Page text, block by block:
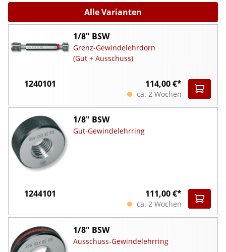
Alle Varianten
1/8" BSW
Grenz-Gewindelehrdorn
(Gut + Ausschuss)
1240101 114,00 €*
ca. 2 Wochen
1/8" BSW
Gut-Gewindelehrring
1244101 111,00 €*
ca. 2 Wochen
1/8" BSW
Ausschuss-Gewindelehrring